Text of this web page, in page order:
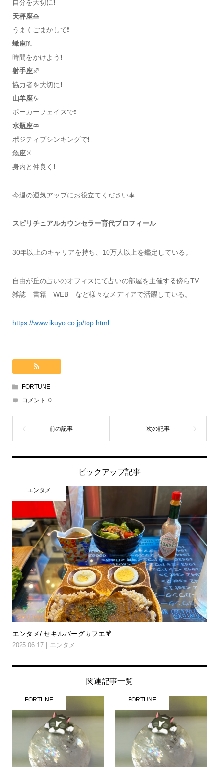
自分を大切に❗️
天秤座♎️
うまくごまかして❗️
蠍座♏️
時間をかけよう❗️
射手座♐️
協力者を大切に❗️
山羊座♑️
ポーカーフェイスで❗️
水瓶座♒️
ポジティブシンキングで❗️
魚座♓️
身内と仲良く❗️
今週の運気アップにお役立てください🎄
スピリチュアルカウンセラー育代プロフィール
30年以上のキャリアを持ち、10万人以上を鑑定している。
自由が丘の占いのオフィスにて占いの部屋を主催する傍らTV
雑誌 書籍 WEB など様々なメディアで活躍している。
https://www.ikuyo.co.jp/top.html
FORTUNE
コメント: 0
ピックアップ記事
エンタメ
エンタメ/ セキルバーグカフエ🍹
2025.06.17 エンタメ
関連記事一覧
FORTUNE FORTUNE